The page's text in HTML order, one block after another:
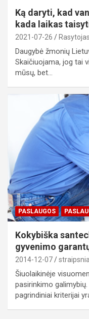
Ką daryti, kad
kada laikas
2021-07-26
Daugybė žmonių
Skaičiuojama, jog tai
mūsų, bet…
PASLAUGOS
Kokybiška
gyvenimo
2014-12-07
Šiuolaikinėje
pasirinkimo
pagrindiniai kriterijai